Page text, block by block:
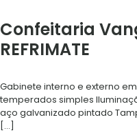
Confeitaria
REFRIMATE
Gabinete interno e externo
temperados simples
aço galvanizado pintado
[…]